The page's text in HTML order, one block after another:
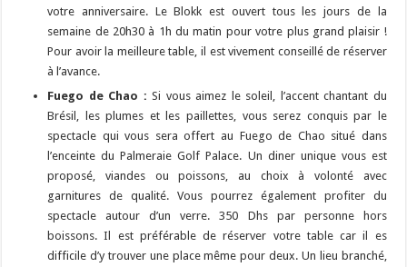
votre anniversaire. Le Blokk est ouvert tous les jours de la
semaine de 20h30 à 1h du matin pour votre plus grand plaisir !
Pour avoir la meilleure table, il est vivement conseillé de réserver
à l’avance.
Fuego de Chao :Si vous aimez le soleil, l’accent chantant du
Brésil, les plumes et les paillettes, vous serez conquis par le
spectacle qui vous sera offert au Fuego de Chao situé dans
l’enceinte du Palmeraie Golf Palace. Un diner unique vous est
proposé, viandes ou poissons, au choix à volonté avec
garnitures de qualité. Vous pourrez également profiter du
spectacle autour d’un verre. 350 Dhs par personne hors
boissons. Il est préférable de réserver votre table car il es
difficile d’y trouver une place même pour deux. Un lieu branché,